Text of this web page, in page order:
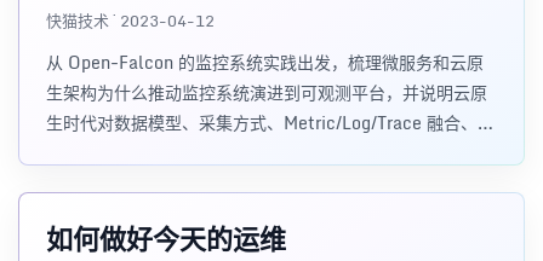
快猫技术 · 2023-04-12
从 Open-Falcon 的监控系统实践出发，梳理微服务和云原
生架构为什么推动监控系统演进到可观测平台，并说明云原
生时代对数据模型、采集方式、Metric/Log/Trace 融合、告
如何做好今天的运维